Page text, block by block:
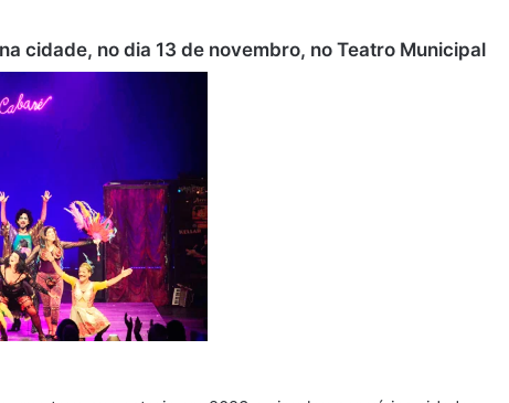
cidade, no dia 13 de novembro, no Teatro Municipal